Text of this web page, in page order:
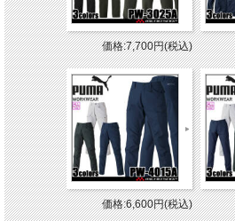
価格:7,700円(税込)
価格:6,600円(税込)